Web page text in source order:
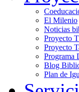
El Milenio
Noticias
Proyecto
Proyecto
Programa
Blog
Plan de